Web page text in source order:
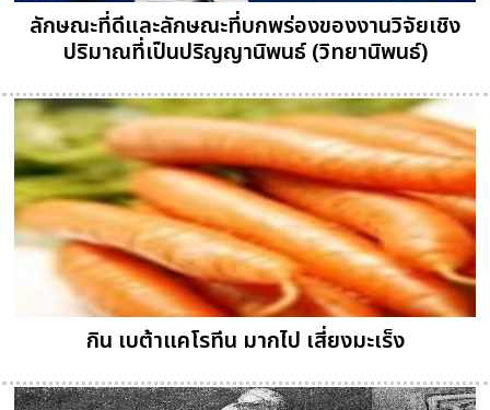
ลักษณะที่ดีและลักษณะที่บกพร่องของงานวิจัยเชิง
ปริมาณที่เป็นปริญญานิพนธ์ (วิทยานิพนธ์)
กิน เบต้าแคโรทีน มากไป เสี่ยงมะเร็ง